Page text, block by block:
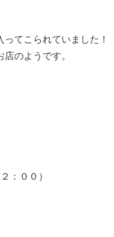
てこられていました！
のようです。
：００）